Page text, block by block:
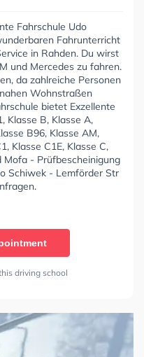
Fahrschule Udo
Fahrunterricht
in Rahden. Du wirst
und Mercedes zu fahren.
da zahlreiche Personen
Wohnstraßen
bietet Exzellente
Klasse B, Klasse A,
B96, Klasse AM,
Klasse C1E, Klasse C,
Mofa - Prüfbescheinigung
Schiwek - Lemförder Str
driving school